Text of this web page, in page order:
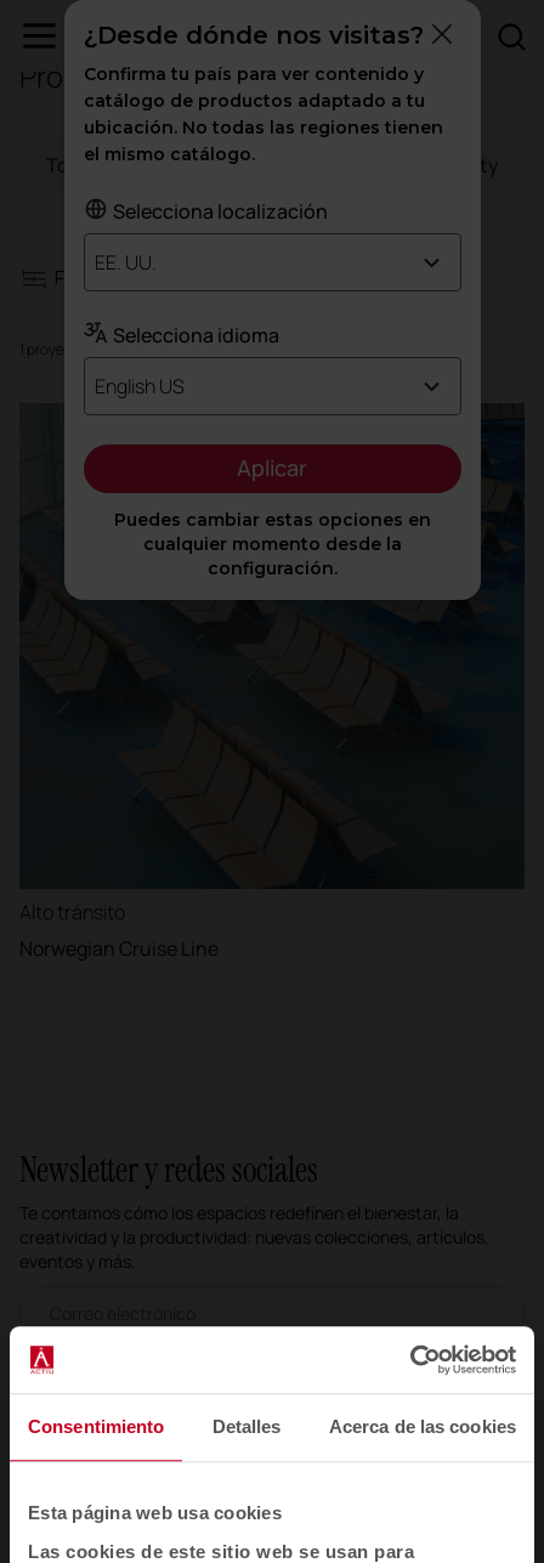
Consentimiento Detalles Acerca de las cookies
Esta página web usa cookies
Las cookies de este sitio web se usan para
Proyectos en alto tránsito
Todo Espacios de trabajo Hospitality
Filtros
Filtros
Espacios de trabajo
Hospitality
Alto tránsito
1 proyectos
Alto tránsito
Norwegian Cruise Line
Newsletter y redes sociales
Te contamos cómo los espacios redefinen el bienestar, la
creatividad y la productividad: nuevas colecciones, artículos,
eventos y más.
ES
¿Desde dónde nos visitas?
Confirma tu país para ver contenido y
catálogo de productos adaptado a tu
ubicación. No todas las regiones tienen
el mismo catálogo.
Selecciona localización
EE. UU.
Selecciona idioma
English US
Aplicar
Puedes cambiar estas opciones en
cualquier momento desde la
configuración.